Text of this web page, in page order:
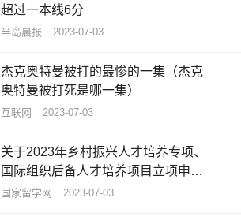
超过一本线6分
半岛晨报 2023-07-03
杰克奥特曼被打的最惨的一集（杰克
奥特曼被打死是哪一集）
互联网 2023-07-03
关于2023年乡村振兴人才培养专项、
国际组织后备人才培养项目立项申报
工作的通知
国家留学网 2023-07-03